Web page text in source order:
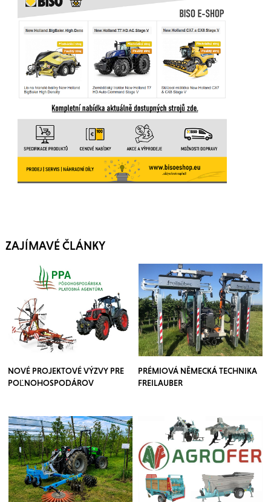
ZAJÍMAVÉ ČLÁNKY
NOVÉ PROJEKTOVÉ VÝZVY PRE
POĽNOHOSPODÁROV
PRÉMIOVÁ NĚMECKÁ TECHNIKA
FREILAUBER